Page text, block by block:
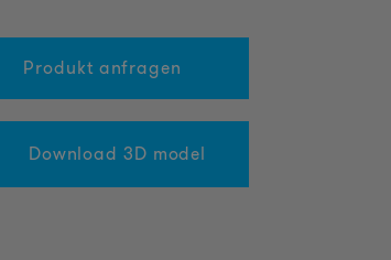
Produkt anfragen
Download 3D model